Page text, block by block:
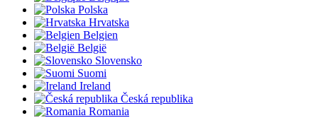
Polska
Hrvatska
Belgien
België
Slovensko
Suomi
Ireland
Česká republika
Romania